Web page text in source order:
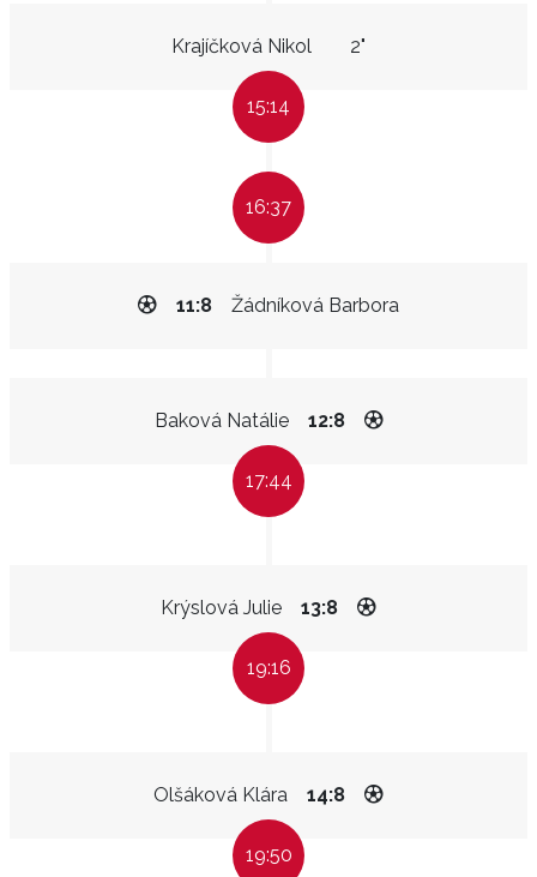
Krajíčková Nikol 2"
15:14
16:37
Žádníková Barbora
11:8
Baková Natálie 12:8
17:44
Krýslová Julie 13:8
19:16
Olšáková Klára 14:8
19:50